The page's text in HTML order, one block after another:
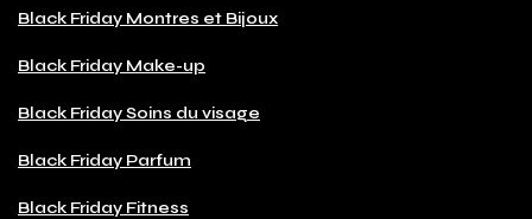
Black Friday Montres et Bijoux
Black Friday Make-up
Black Friday Soins du visage
Black Friday Parfum
Black Friday Fitness